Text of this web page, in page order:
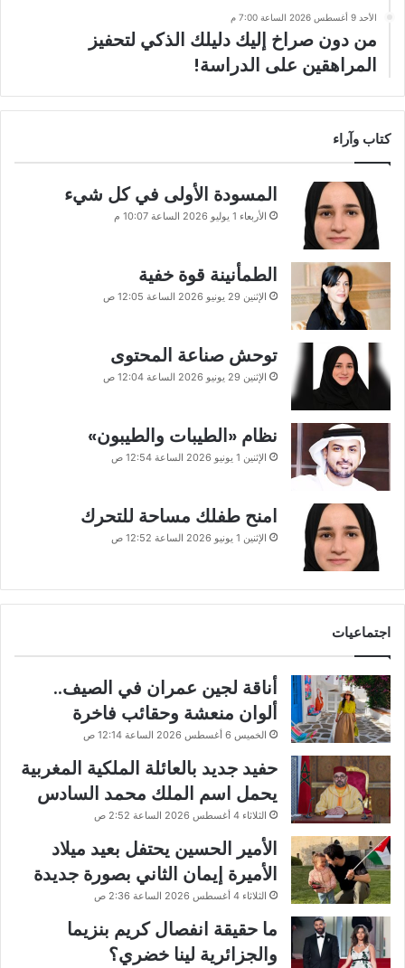
الأحد 9 أغسطس 2026 الساعة 7:00 م
من دون صراخ إليك دليلك الذكي لتحفيز
المراهقين على الدراسة!
كتاب وآراء
المسودة الأولى في كل شيء
الأربعاء 1 يوليو 2026 الساعة 10:07 م
الطمأنينة قوة خفية
الإثنين 29 يونيو 2026 الساعة 12:05 ص
توحش صناعة المحتوى
الإثنين 29 يونيو 2026 الساعة 12:04 ص
نظام «الطيبات والطيبون»
الإثنين 1 يونيو 2026 الساعة 12:54 ص
امنح طفلك مساحة للتحرك
الإثنين 1 يونيو 2026 الساعة 12:52 ص
اجتماعيات
أناقة لجين عمران في الصيف..
ألوان منعشة وحقائب فاخرة
الخميس 6 أغسطس 2026 الساعة 12:14 ص
حفيد جديد بالعائلة الملكية المغربية
يحمل اسم الملك محمد السادس
الثلاثاء 4 أغسطس 2026 الساعة 2:52 ص
الأمير الحسين يحتفل بعيد ميلاد
الأميرة إيمان الثاني بصورة جديدة
الثلاثاء 4 أغسطس 2026 الساعة 2:36 ص
ما حقيقة انفصال كريم بنزيما
والجزائرية لينا خضري؟